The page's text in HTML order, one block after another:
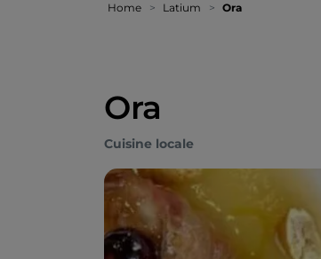
Home Latium Ora
Ora
Cuisine locale